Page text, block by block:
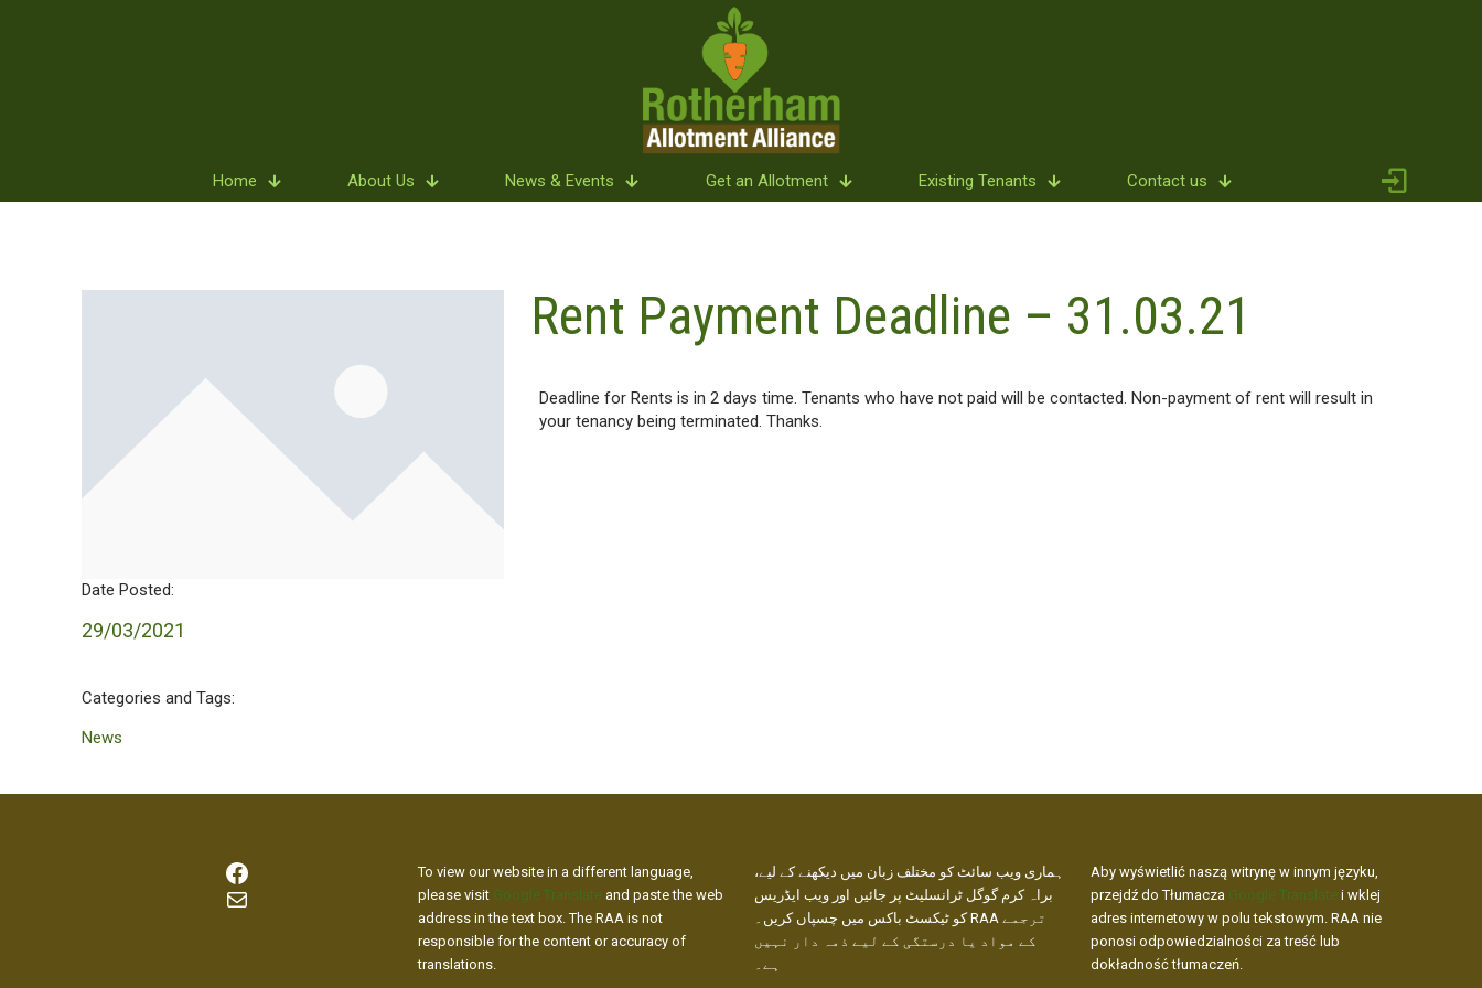
Home About Us News & Events Get an Allotment Existing Tenants Contact us
Date Posted:
29/03/2021
Categories and Tags:
News
Rent Payment Deadline – 31.03.21
Deadline for Rents is in 2 days time. Tenants who have not paid will be contacted. Non-payment of rent will result in
your tenancy being terminated. Thanks.
Facebook
Mail
To view our website in a different language,
please visit Google Translate and paste the web
address in the text box. The RAA is not
responsible for the content or accuracy of
translations.
ہماری ویب سائٹ کو مختلف زبان میں دیکھنے کے لیے،
براہ کرم گوگل ٹرانسلیٹ پر جائیں اور ویب ایڈریس
کو ٹیکسٹ باکس میں چسپاں کریں۔ RAA ترجمے
کے مواد یا درستگی کے لیے ذمہ دار نہیں
ہے۔
Aby wyświetlić naszą witrynę w innym języku,
przejdź do Tłumacza Google Translate i wklej
adres internetowy w polu tekstowym. RAA nie
ponosi odpowiedzialności za treść lub
dokładność tłumaczeń.